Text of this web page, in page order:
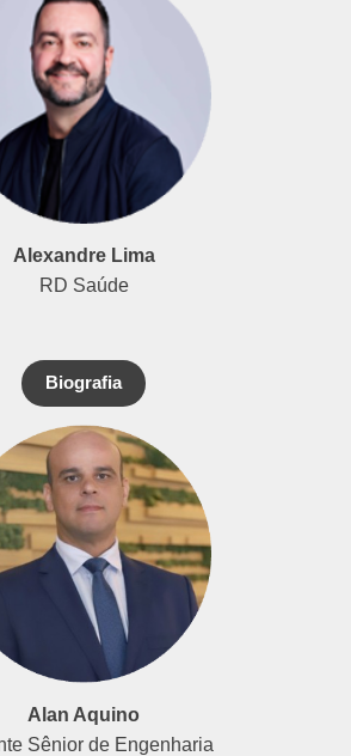
Alexandre Lima
RD Saúde
Biografia
Alan Aquino
Sênior de Engenharia